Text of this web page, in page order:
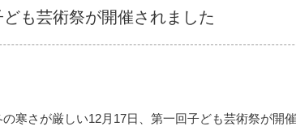
も芸術祭が開催されました
寒さが厳しい12月 17日、第一回子ども芸術祭が開